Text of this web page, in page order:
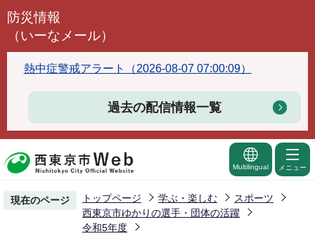
こ
頭
で
防災情報
（いーなメール）
熱中症警戒アラート（2026-08-07 07:00:09）
過去の配信情報一覧
Multilingual メニュー
現在のページ トップページ 学ぶ・楽しむ
スポーツ
西東京市ゆかりの選手・団体の活躍
令和5年度